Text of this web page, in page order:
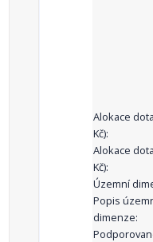
Alokace
Kč):
Alokace
Kč):
Územní
Popis
dimenze: